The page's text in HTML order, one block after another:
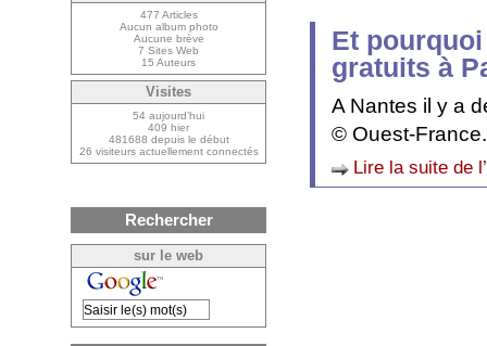
Et
gratuits à
A Nantes il y a
© Ouest-
Lire la suite de
477 Articles
Aucun album photo
Aucune brève
7 Sites Web
15 Auteurs
Visites
54 aujourd’hui
409 hier
481688 depuis le début
26 visiteurs actuellement connectés
Rechercher
sur le web